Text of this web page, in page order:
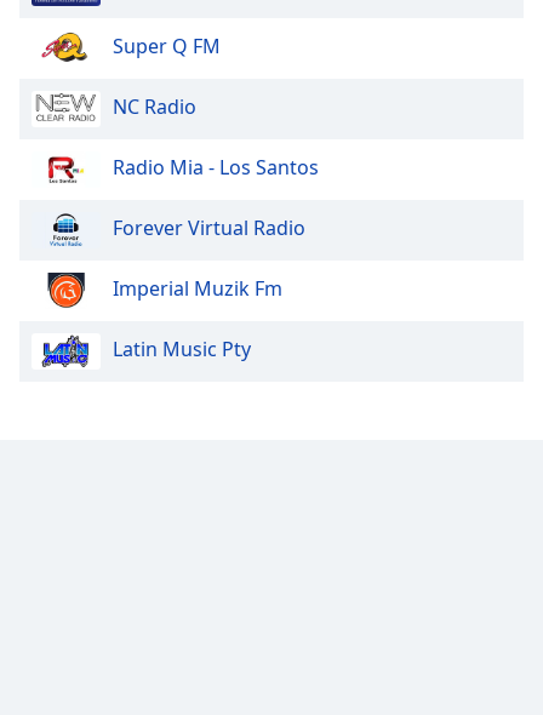
Super Q FM
NC Radio
Radio Mia - Los Santos
Forever Virtual Radio
Imperial Muzik Fm
Latin Music Pty